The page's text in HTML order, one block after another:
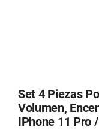
Set 4 Piezas
Volumen,
IPhone 11 Pro